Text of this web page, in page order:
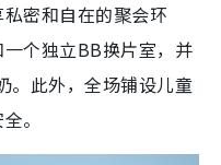
密和自在的聚会环
个独立BB换片室，并
。此外，全场铺设儿童
。